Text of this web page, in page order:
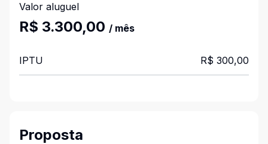
Valor aluguel
R$ 3.300,00 / mês
IPTU R$ 300,00
Proposta